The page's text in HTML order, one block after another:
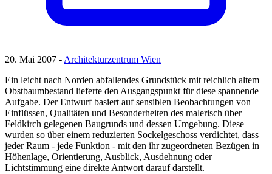
20. Mai 2007 -Architekturzentrum Wien
Ein leicht nach Norden abfallendes Grundstück mit reichlich altem
Obstbaumbestand lieferte den Ausgangspunkt für diese spannende
Aufgabe. Der Entwurf basiert auf sensiblen Beobachtungen von
Einflüssen, Qualitäten und Besonderheiten des malerisch über
Feldkirch gelegenen Baugrunds und dessen Umgebung. Diese
wurden so über einem reduzierten Sockelgeschoss verdichtet, dass
jeder Raum - jede Funktion - mit den ihr zugeordneten Bezügen in
Höhenlage, Orientierung, Ausblick, Ausdehnung oder
Lichtstimmung eine direkte Antwort darauf darstellt.